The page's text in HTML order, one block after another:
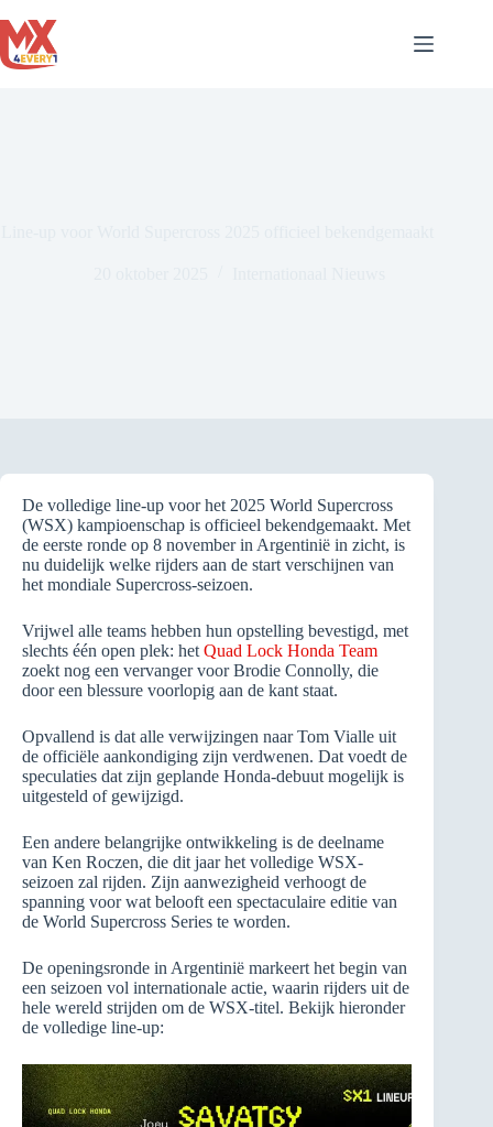
naar
de
inhoud
De volledige line-up voor het 2025 World Supercross
(WSX) kampioenschap is officieel bekendgemaakt. Met
de eerste ronde op 8 november in Argentinië in zicht, is
nu duidelijk welke rijders aan de start verschijnen van
het mondiale Supercross-seizoen.
Vrijwel alle teams hebben hun opstelling bevestigd, met
slechts één open plek: het Quad Lock Honda Team
zoekt nog een vervanger voor Brodie Connolly, die
door een blessure voorlopig aan de kant staat.
Opvallend is dat alle verwijzingen naar Tom Vialle uit
de officiële aankondiging zijn verdwenen. Dat voedt de
speculaties dat zijn geplande Honda-debuut mogelijk is
uitgesteld of gewijzigd.
Een andere belangrijke ontwikkeling is de deelname
van Ken Roczen, die dit jaar het volledige WSX-
seizoen zal rijden. Zijn aanwezigheid verhoogt de
spanning voor wat belooft een spectaculaire editie van
de World Supercross Series te worden.
De openingsronde in Argentinië markeert het begin van
een seizoen vol internationale actie, waarin rijders uit de
hele wereld strijden om de WSX-titel. Bekijk hieronder
de volledige line-up: